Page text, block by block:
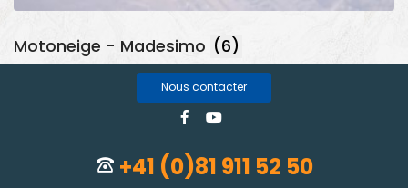
Motoneige - Madesimo (6)
Nous contacter
+41 (0)81 911 52 50